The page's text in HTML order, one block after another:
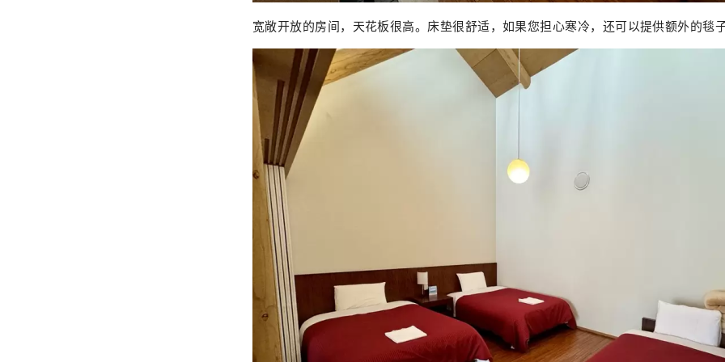
宽敞开放的房间，天花板很高。床垫很舒适，如果您担心寒冷，还可以提供额外的毯